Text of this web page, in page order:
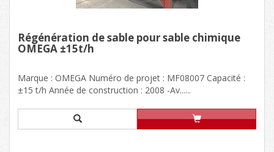
Régénération de sable pour sable chimique
OMEGA ±15t/h
Marque : OMEGA Numéro de projet : MF08007 Capacité :
±15 t/h Année de construction : 2008 -Av......